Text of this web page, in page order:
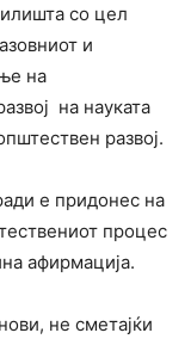
со цел
и
на
на науката
развој.
е придонес на
процес
афирмација.
не сметајќи